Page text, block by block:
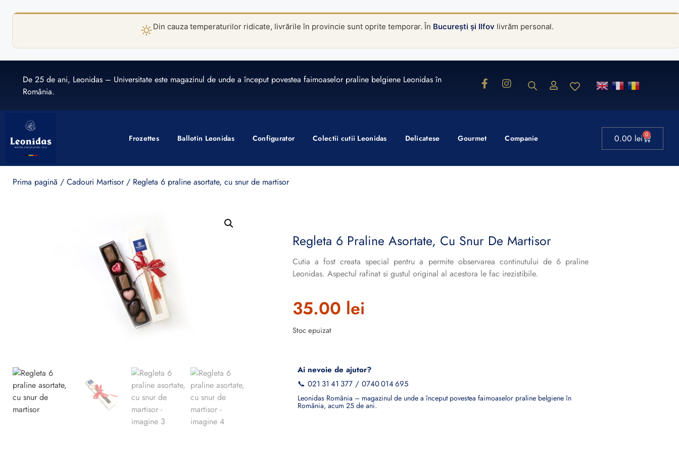
Din cauza temperaturilor ridicate, livrările în provincie sunt oprite temporar. În București și Ilfov livrăm personal.
De 25 de ani, Leonidas – Universitate este magazinul de unde a început povestea faimoaselor praline belgiene Leonidas în
România.
Frozettes Ballotin Leonidas Configurator Colectii cutii Leonidas Delicatese Gourmet Companie 0.00 lei 0
Prima pagină / Cadouri Martisor/ Regleta 6 praline asortate, cu snur de martisor
Regleta 6 Praline Asortate, Cu Snur De Martisor
Cutia a fost creata special pentru a permite observarea continutului de 6 praline
Leonidas. Aspectul rafinat si gustul original al acestora le fac irezistibile.
35.00 lei
Stoc epuizat
Ai nevoie de ajutor?
📞 021 31 41 377/ 0740 014 695
Leonidas România – magazinul de unde a început povestea faimoaselor praline belgiene în
România, acum 25 de ani.